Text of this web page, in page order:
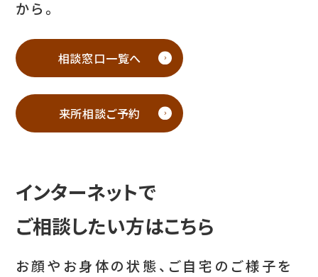
から。
相談窓口一覧へ
来所相談ご予約
インターネットで
ご相談したい方はこちら
お顔やお身体の状態、ご自宅のご様子を